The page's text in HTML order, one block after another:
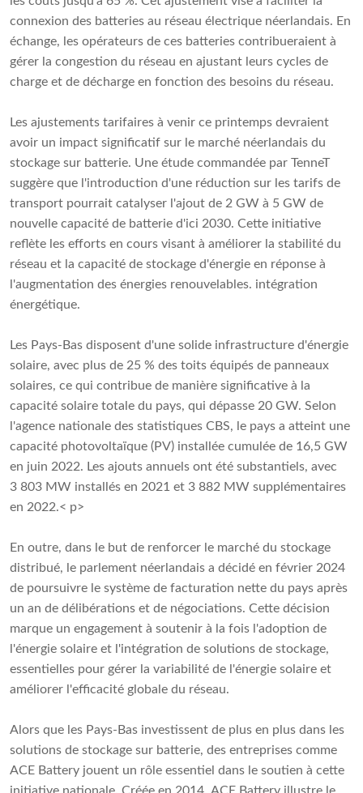
connexion des batteries au réseau électrique néerlandais. En
échange, les opérateurs de ces batteries contribueraient à
gérer la congestion du réseau en ajustant leurs cycles de
charge et de décharge en fonction des besoins du réseau.
Les ajustements tarifaires à venir ce printemps devraient
avoir un impact significatif sur le marché néerlandais du
stockage sur batterie. Une étude commandée par TenneT
suggère que l'introduction d'une réduction sur les tarifs de
transport pourrait catalyser l'ajout de 2 GW à 5 GW de
nouvelle capacité de batterie d'ici 2030. Cette initiative
reflète les efforts en cours visant à améliorer la stabilité du
réseau et la capacité de stockage d'énergie en réponse à
l'augmentation des énergies renouvelables. intégration
énergétique.
Les Pays-Bas disposent d'une solide infrastructure d'énergie
solaire, avec plus de 25 % des toits équipés de panneaux
solaires, ce qui contribue de manière significative à la
capacité solaire totale du pays, qui dépasse 20 GW. Selon
l'agence nationale des statistiques CBS, le pays a atteint une
capacité photovoltaïque (PV) installée cumulée de 16,5 GW
en juin 2022. Les ajouts annuels ont été substantiels, avec
3 803 MW installés en 2021 et 3 882 MW supplémentaires
en 2022.< p>
En outre, dans le but de renforcer le marché du stockage
distribué, le parlement néerlandais a décidé en février 2024
de poursuivre le système de facturation nette du pays après
un an de délibérations et de négociations. Cette décision
marque un engagement à soutenir à la fois l'adoption de
l'énergie solaire et l'intégration de solutions de stockage,
essentielles pour gérer la variabilité de l'énergie solaire et
améliorer l'efficacité globale du réseau.
Alors que les Pays-Bas investissent de plus en plus dans les
solutions de stockage sur batterie, des entreprises comme
ACE Battery jouent un rôle essentiel dans le soutien à cette